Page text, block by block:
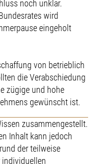
noch unklar.
wird
eingeholt
von betrieblich
die Verabschiedung
zügige und hohe
gewünscht ist.
zusammengestellt.
Inhalt kann jedoch
der teilweise
individuellen